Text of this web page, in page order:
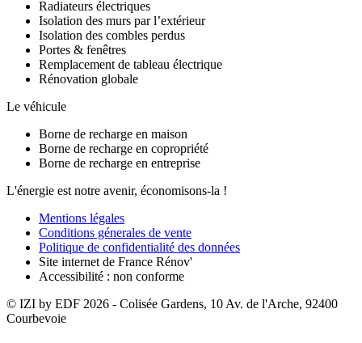
Radiateurs électriques
Isolation des murs par l’extérieur
Isolation des combles perdus
Portes & fenêtres
Remplacement de tableau électrique
Rénovation globale
Le véhicule
Borne de recharge en maison
Borne de recharge en copropriété
Borne de recharge en entreprise
L'énergie est notre avenir, économisons-la !
Mentions légales
Conditions génerales de vente
Politique de confidentialité des données
Site internet de France Rénov'
Accessibilité : non conforme
© IZI by EDF 2026 - Colisée Gardens, 10 Av. de l'Arche, 92400
Courbevoie